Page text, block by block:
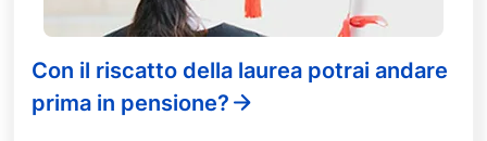
Con il riscatto della laurea potrai andare
prima in pensione?